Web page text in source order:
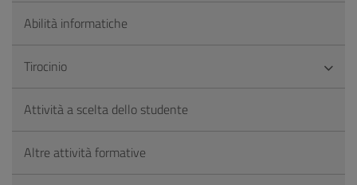
Abilità informatiche
Tirocinio
Attività a scelta dello studente
Altre attività formative